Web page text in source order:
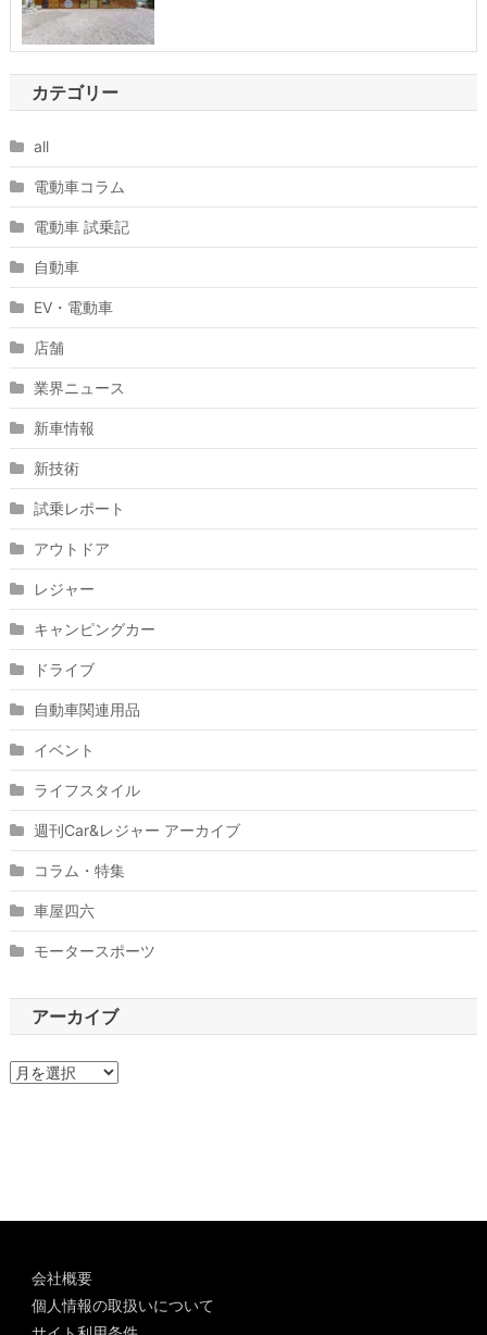
カテゴリー
all
電動車コラム
電動車 試乗記
自動車
EV・電動車
店舗
業界ニュース
新車情報
新技術
試乗レポート
アウトドア
レジャー
キャンピングカー
ドライブ
自動車関連用品
イベント
ライフスタイル
週刊Car&レジャー アーカイブ
コラム・特集
車屋四六
モータースポーツ
アーカイブ
ア
会社概要
個人情報の取扱いについて